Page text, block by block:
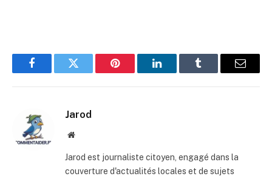
FacebookTwitter Pinterest LinkedInTumblr
E-
Jarod
Site
Jarod est journaliste citoyen, engagé dans la
couverture d'actualités locales et de sujets